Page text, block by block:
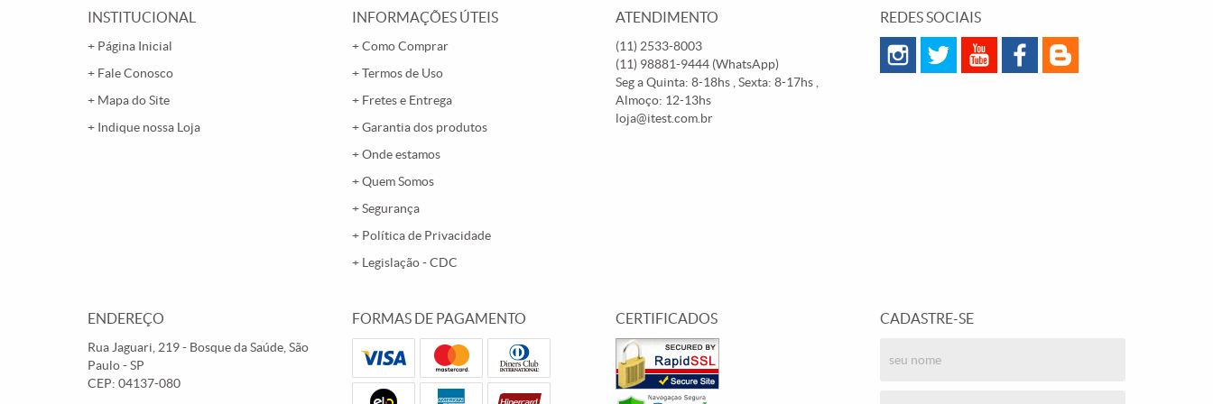
INSTITUCIONAL
Página Inicial
Fale Conosco
Mapa do Site
Indique nossa Loja
INFORMAÇÕES ÚTEIS
Como Comprar
Termos de Uso
Fretes e Entrega
Garantia dos produtos
Onde estamos
Quem Somos
Segurança
Política de Privacidade
Legislação - CDC
ATENDIMENTO
(11) 2533-8003
(11) 98881-9444 (WhatsApp)
Seg a Quinta: 8-18hs , Sexta: 8-17hs ,
Almoço: 12-13hs
loja@itest.com.br
REDES SOCIAIS
ENDEREÇO
Rua Jaguari, 219- Bosque da Saúde, São
Paulo-SP
CEP: 04137-080
FORMAS DE PAGAMENTO CERTIFICADOS CADASTRE-SE